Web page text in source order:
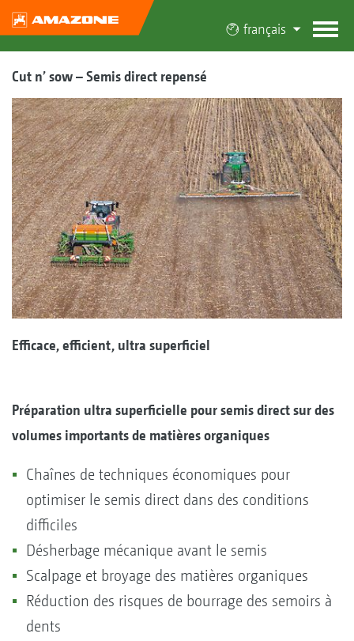
français
Cut n’ sow – Semis direct repensé
Efficace, efficient, ultra superficiel
Préparation ultra superficielle pour semis direct sur des
volumes importants de matières organiques
Chaînes de techniques économiques pour
optimiser le semis direct dans des conditions
difficiles
Désherbage mécanique avant le semis
Scalpage et broyage des matières organiques
Réduction des risques de bourrage des semoirs à
dents